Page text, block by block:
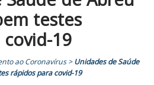
testes
19
ao Coronavírus>Unidades de Saúde
rápidos para covid-19